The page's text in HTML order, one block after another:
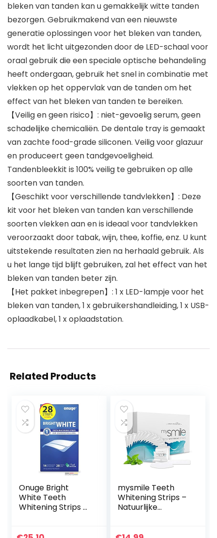
bleken van tanden kan u gemakkelijk witte tanden
bezorgen. Gebruikmakend van een nieuwste
generatie oplossingen voor het bleken van tanden,
wordt het licht uitgezonden door de LED-schaal voor
oraal gebruik die een speciale optische behandeling
heeft ondergaan, gebruik het snel in combinatie met
vlekken op het oppervlak van de tanden om het
effect van het bleken van tanden te bereiken.
【Veilig en geen risico】: niet-gevoelig serum, geen
schadelijke chemicaliën. De dentale tray is gemaakt
van zachte food-grade siliconen. Veilig voor glazuur
en produceert geen tandgevoeligheid.
Tandenbleekkit is 100% veilig te gebruiken op alle
soorten van tanden.
【Geschikt voor verschillende tandvlekken】: Deze
kit voor het bleken van tanden kan verschillende
soorten vlekken aan en is ideaal voor tandvlekken
veroorzaakt door tabak, wijn, thee, koffie, enz. U kunt
uitstekende resultaten zien na herhaald gebruik. Als
u het lange tijd blijft gebruiken, zal het effect van het
bleken van tanden beter zijn.
【Het pakket inbegrepen】: 1 x LED-lampje voor het
bleken van tanden, 1 x gebruikershandleiding, 1 x USB-
oplaadkabel, 1 x oplaadstation.
Related Products
Onuge Bright
White Teeth
Whitening Strips –
mysmile Teeth
Whitening Strips –
Natuurlijke